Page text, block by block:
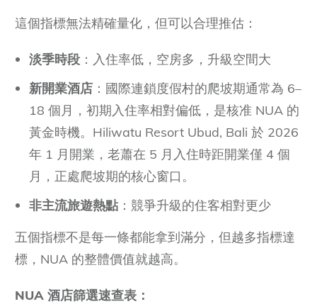
這個指標無法精確量化，但可以合理推估：
淡季時段 ：入住率低，空房多，升級空間大
新開業酒店 ：國際連鎖度假村的爬坡期通常為 6–
18 個月，初期入住率相對偏低，是核准 NUA 的
黃金時機。Hiliwatu Resort Ubud, Bali 於 2026
年 1 月開業，老蕭在 5 月入住時距開業僅 4 個
月，正處爬坡期的核心窗口。
非主流旅遊熱點 ：競爭升級的住客相對更少
五個指標不是每一條都能拿到滿分，但越多指標達
標，NUA 的整體價值就越高。
NUA 酒店篩選速查表：